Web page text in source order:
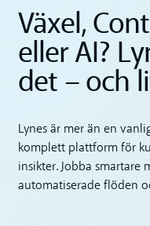
Växel,
eller AI?
det – och
Lynes är mer än en
komplett plattform för
insikter. Jobba smartare
automatiserade flöden